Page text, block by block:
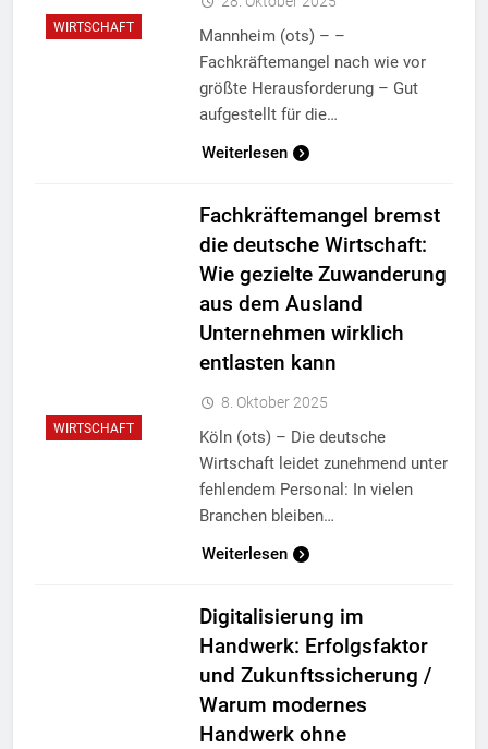
WIRTSCHAFT
Mannheim (ots) – –
Fachkräftemangel nach wie vor
größte Herausforderung – Gut
aufgestellt für die…
Weiterlesen
WIRTSCHAFT
Fachkräftemangel bremst
die deutsche Wirtschaft:
Wie gezielte Zuwanderung
aus dem Ausland
Unternehmen wirklich
entlasten kann
8. Oktober 2025
Köln (ots) – Die deutsche
Wirtschaft leidet zunehmend unter
fehlendem Personal: In vielen
Branchen bleiben…
Weiterlesen
Digitalisierung im
Handwerk: Erfolgsfaktor
und Zukunftssicherung /
Warum modernes
Handwerk ohne